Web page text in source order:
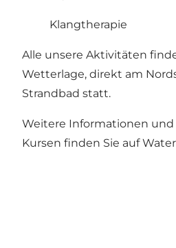
Klangtherapie
Alle unsere Aktivitäten
Wetterlage, direkt am
Strandbad statt.
Weitere Informationen
Kursen finden Sie auf